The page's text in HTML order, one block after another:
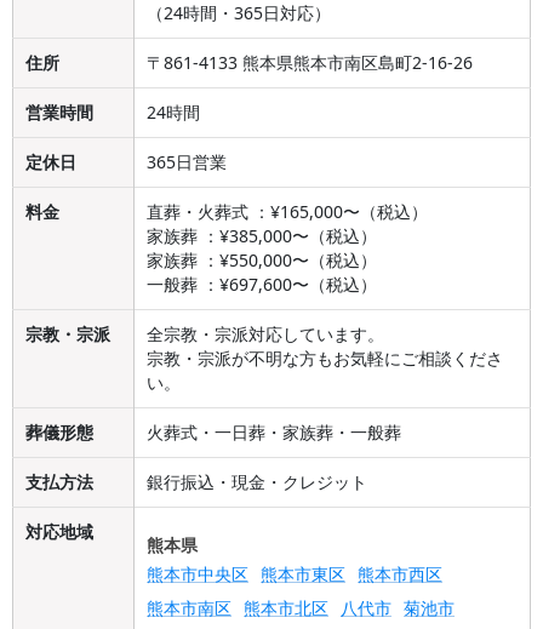
（24時間・365日対応）
住所 〒861-4133 熊本県熊本市南区島町2-16-26
営業時間 24時間
定休日 365日営業
料金
直葬・火葬式 ：¥165,000〜（税込）
家族葬 ：¥385,000〜（税込）
家族葬 ：¥550,000〜（税込）
一般葬 ：¥697,600〜（税込）
宗教・宗派
全宗教・宗派対応しています。
宗教・宗派が不明な方もお気軽にご相談くださ
い。
葬儀形態 火葬式・一日葬・家族葬・一般葬
支払方法 銀行振込・現金・クレジット
対応地域
熊本県
熊本市中央区 熊本市東区 熊本市西区
熊本市南区 熊本市北区 八代市 菊池市